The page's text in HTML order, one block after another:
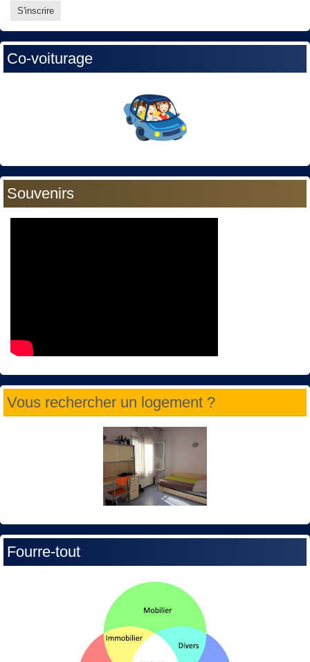
Co-voiturage
Souvenirs
Vous rechercher un logement ?
Fourre-tout